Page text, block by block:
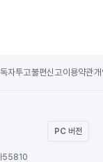
독자투고불편신고이용약관
PC 버전
55810